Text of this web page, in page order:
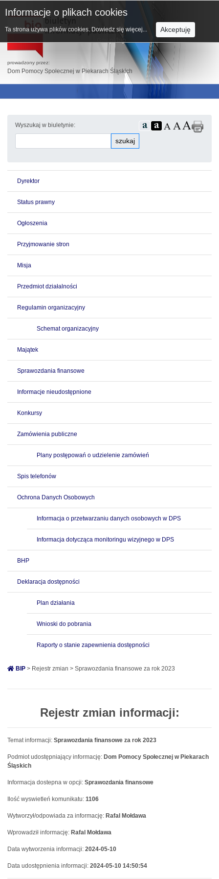
prowadzony przez:
Dom Pomocy Społecznej w Piekarach Śląskich
Wyszukaj w biuletynie:
szukaj
Dyrektor
Status prawny
Ogłoszenia
Przyjmowanie stron
Misja
Przedmiot działalności
Regulamin organizacyjny
Schemat organizacyjny
Majątek
Sprawozdania finansowe
Informacje nieudostępnione
Konkursy
Zamówienia publiczne
Plany postępowań o udzielenie zamówień
Spis telefonów
Ochrona Danych Osobowych
Informacja o przetwarzaniu danych osobowych w DPS
Informacja dotycząca monitoringu wizyjnego w DPS
BHP
Deklaracja dostępności
Plan działania
Wnioski do pobrania
Raporty o stanie zapewnienia dostępności
BIP > Rejestr zmian > Sprawozdania finansowe za rok 2023
Rejestr zmian informacji:
Temat informacji: Sprawozdania finansowe za rok 2023
Podmiot udostępniający informację: Dom Pomocy Społecznej w Piekarach
Śląskich
Informacja dostepna w opcji: Sprawozdania finansowe
Ilość wyswietleń komunikatu: 1106
Wytworzył/odpowiada za informację: Rafal Mołdawa
Wprowadził informację: Rafal Mołdawa
Data wytworzenia informacji: 2024-05-10
Data udostępnienia informacji: 2024-05-10 14:50:54
Informacje o plikach cookies
Ta strona używa plików cookies. Dowiedz się więcej... Akceptuję